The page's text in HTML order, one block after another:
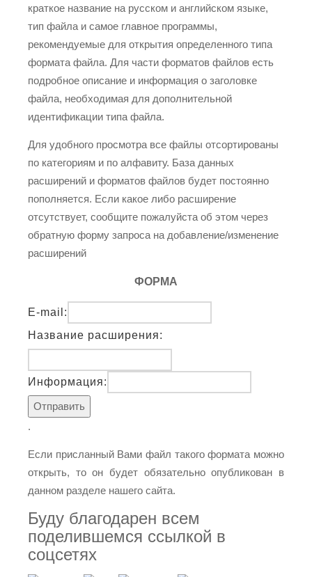
краткое название на русском и английском языке,
тип файла и самое главное программы,
рекомендуемые для открытия определенного типа
формата файла. Для части форматов файлов есть
подробное описание и информация о заголовке
файла, необходимая для дополнительной
идентификации типа файла.
Для удобного просмотра все файлы отсортированы
по категориям и по алфавиту. База данных
расширений и форматов файлов будет постоянно
пополняется. Если какое либо расширение
отсутствует, сообщите пожалуйста об этом через
обратную форму запроса на добавление/изменение
расширений
ФОРМА
E-mail:
Название расширения:
Информация:
.
Если присланный Вами файл такого формата можно
открыть, то он будет обязательно опубликован в
данном разделе нашего сайта.
Буду благодарен всем
поделившемся ссылкой в
соцсетях